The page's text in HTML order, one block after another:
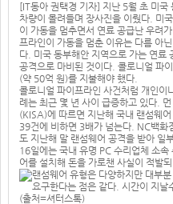
[IT동아 권택경 기자] 지난 5월 초 미국
차량이 몰려들며 장사진을 이뤘다. 미
이 가동을 멈추면서 연료 공급난 우려
프라인이 가동을 멈춘 이유는 다름 아
다. 미국 동부해안 지역으로 가는 연료
공격으로 마비된 것이다. 콜로니얼 파
(약 50억 원)를 지불해야 했다.
콜로니얼 파이프라인 사건처럼 개인이
례는 최근 몇 년 사이 급증하고 있다.
(KISA)에 따르면 지난해 국내 랜섬웨
39건에 비하면 3배가 넘는다. NC백화
도 지난해 말 랜섬웨어 공격을 받아 일
16일에는 국내 유명 PC 수리업체 소
어를 설치해 돈을 가로챈 사실이 적발되